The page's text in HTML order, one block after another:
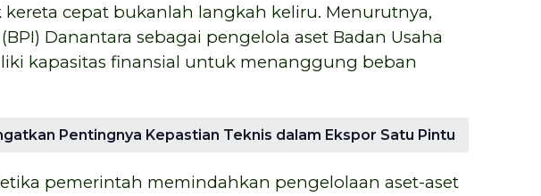
cepat bukanlah langkah keliru. Menurutnya,
Danantara sebagai pengelola aset Badan Usaha
kapasitas finansial untuk menanggung beban
Pentingnya Kepastian Teknis dalam Ekspor Satu Pintu
pemerintah memindahkan pengelolaan aset-aset